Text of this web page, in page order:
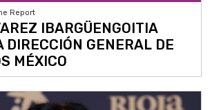
Report
IBARGÜENGOITIA
DIRECCIÓN GENERAL DE
MÉXICO